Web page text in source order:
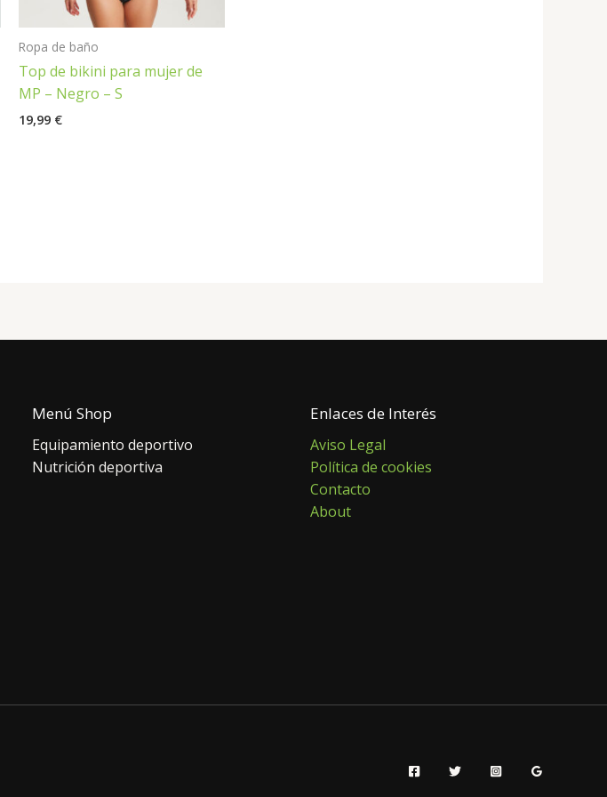
Ropa de baño
Top de bikini para mujer de
MP – Negro – S
19,99 €
Menú Shop
Equipamiento deportivo
Nutrición deportiva
Enlaces de Interés
Aviso Legal
Política de cookies
Contacto
About